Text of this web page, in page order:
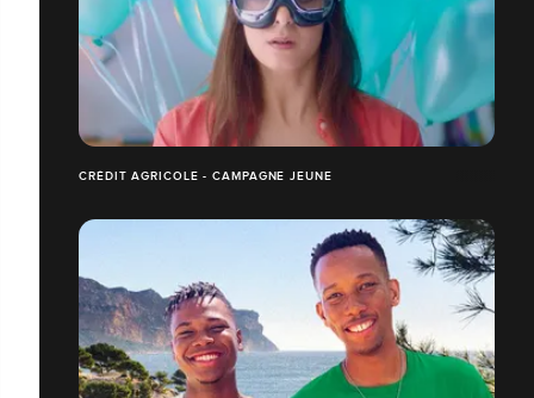
CRÉDIT AGRICOLE - CAMPAGNE JEUNE